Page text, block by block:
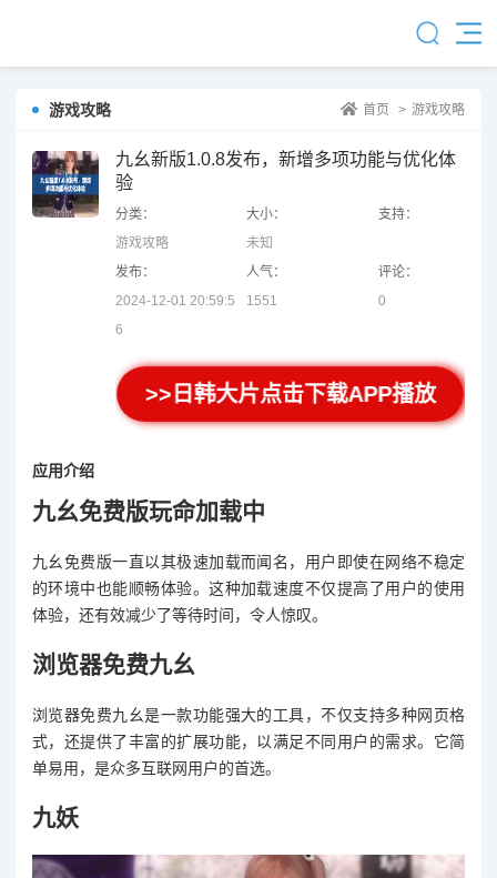
游戏攻略 首页 > 游戏攻略
九幺新版1.0.8发布，新增多项功能与优化体
验
分类：
游戏攻略
大小：
未知
支持：
发布：
2024-12-01 20:59:5
6
人气：
1551
评论：
0
>>日韩大片点击下载APP播放
应用介绍
九幺免费版玩命加载中
九幺免费版一直以其极速加载而闻名，用户即使在网络不稳定
的环境中也能顺畅体验。这种加载速度不仅提高了用户的使用
体验，还有效减少了等待时间，令人惊叹。
浏览器免费九幺
浏览器免费九幺是一款功能强大的工具，不仅支持多种网页格
式，还提供了丰富的扩展功能，以满足不同用户的需求。它简
单易用，是众多互联网用户的首选。
九妖